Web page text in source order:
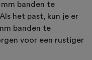
banden te
het past, kun je er
banden te
voor een rustiger